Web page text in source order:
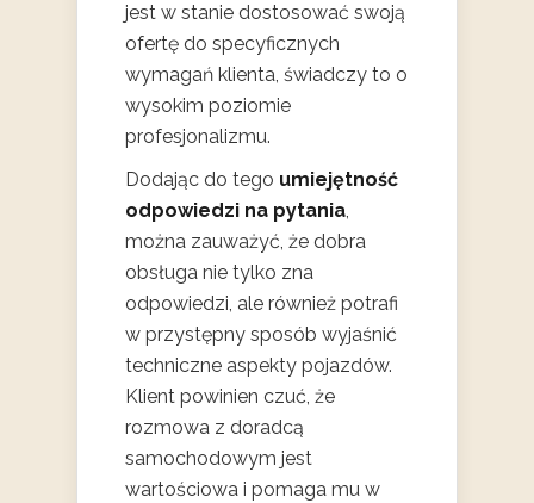
jest w stanie dostosować swoją
ofertę do specyficznych
wymagań klienta, świadczy to o
wysokim poziomie
profesjonalizmu.
Dodając do tego umiejętność
odpowiedzi na pytania,
można zauważyć, że dobra
obsługa nie tylko zna
odpowiedzi, ale również potrafi
w przystępny sposób wyjaśnić
techniczne aspekty pojazdów.
Klient powinien czuć, że
rozmowa z doradcą
samochodowym jest
wartościowa i pomaga mu w